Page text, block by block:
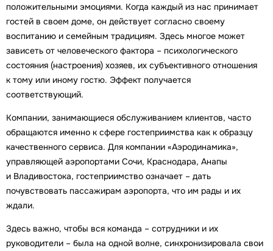
положительными эмоциями. Когда каждый из нас принимает
гостей в своем доме, он действует согласно своему
воспитанию и семейным традициям. Здесь многое может
зависеть от человеческого фактора – психологического
состояния (настроения) хозяев, их субъективного отношения
к тому или иному гостю. Эффект получается
соответствующий.
Компании, занимающиеся обслуживанием клиентов, часто
обращаются именно к сфере гостеприимства как к образцу
качественного сервиса. Для компании «Аэродинамика»,
управляющей аэропортами Сочи, Краснодара, Анапы
и Владивостока, гостеприимство означает – дать
почувствовать пассажирам аэропорта, что им рады и их
ждали.
Здесь важно, чтобы вся команда – сотрудники и их
руководители – была на одной волне, синхронизировала свои